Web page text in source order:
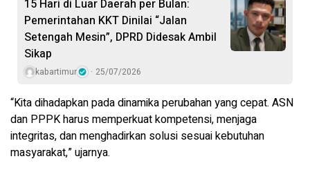
15 Hari di Luar Daerah per Bulan:
Pemerintahan KKT Dinilai “Jalan
Setengah Mesin”, DPRD Didesak Ambil
Sikap
kabartimur 25/07/2026
“Kita dihadapkan pada dinamika perubahan yang cepat. ASN
dan PPPK harus memperkuat kompetensi, menjaga
integritas, dan menghadirkan solusi sesuai kebutuhan
masyarakat,” ujarnya.